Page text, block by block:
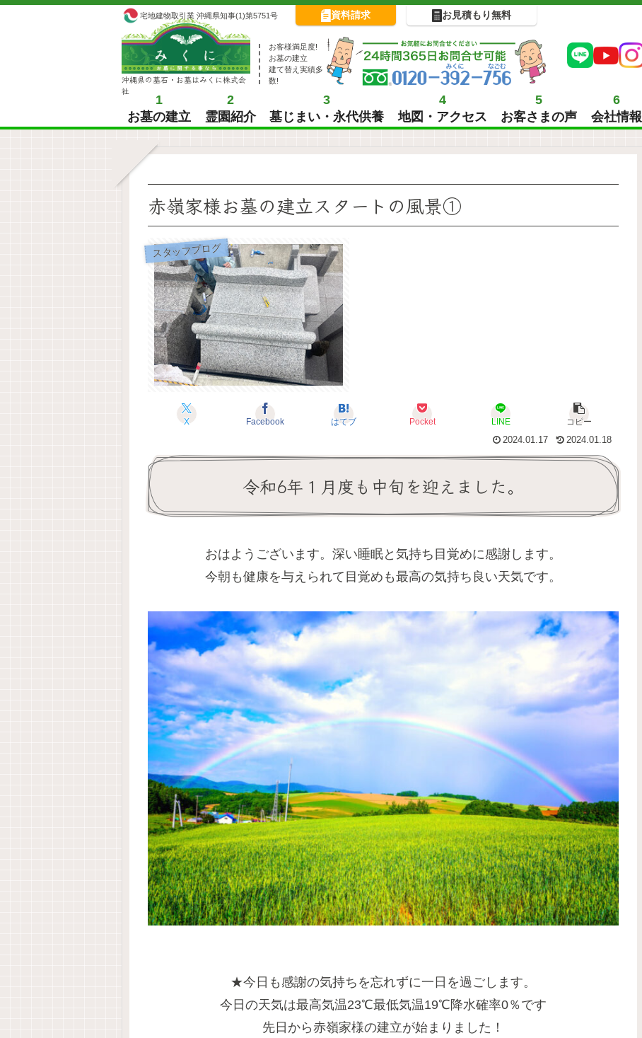
宅地建物取引業 沖縄県知事(1)第5751号 資料請求 お見積もり無料
沖縄県の墓石・お墓はみくに株式会
社
お客様満足度!
お墓の建立
建て替え実績多
数!
1
お墓の建立
2
霊園紹介
3
墓じまい・永代供養
4
地図・アクセス
5
お客さまの声
6
会社情報
赤嶺家様お墓の建立スタートの風景①
スタッフブログ
X Facebook はてブ Pocket LINE
コピー
2024.01.17
2024.01.18
令和6年１月度も中旬を迎えました。
おはようございます。深い睡眠と気持ち目覚めに感謝します。
今朝も健康を与えられて目覚めも最高の気持ち良い天気です。
★今日も感謝の気持ちを忘れずに一日を過ごします。
今日の天気は最高気温23℃最低気温19℃降水確率0％です
先日から赤嶺家様の建立が始まりました！